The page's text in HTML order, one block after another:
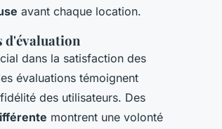
avant chaque location.
d'évaluation
dans la satisfaction des
évaluations témoignent
des utilisateurs. Des
montrent une volonté